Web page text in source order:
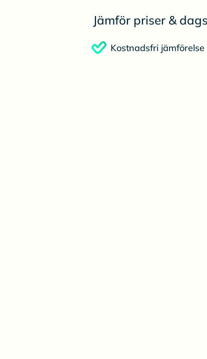
Jämför priser &
Kostnadsfri jämförelse